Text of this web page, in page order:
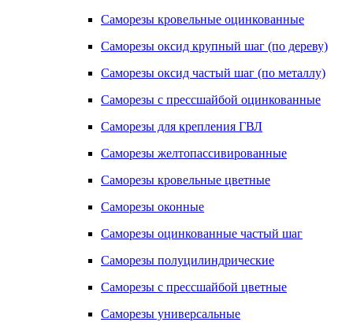
Саморезы кровельные оцинкованные
Саморезы оксид крупный шаг (по дереву)
Саморезы оксид частый шаг (по металлу)
Саморезы с прессшайбой оцинкованные
Саморезы для крепления ГВЛ
Саморезы желтопассивированные
Саморезы кровельные цветные
Саморезы оконные
Саморезы оцинкованные частый шаг
Саморезы полуцилиндрические
Саморезы с прессшайбой цветные
Саморезы универсальные